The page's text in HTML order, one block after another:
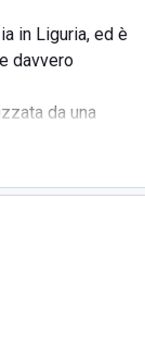
in Liguria, ed è
davvero
da una
dal quale si